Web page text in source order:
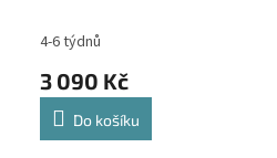
4-6 týdnů
3 090 Kč
Do košíku